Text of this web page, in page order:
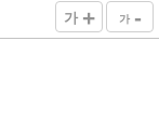
가 + 가 -